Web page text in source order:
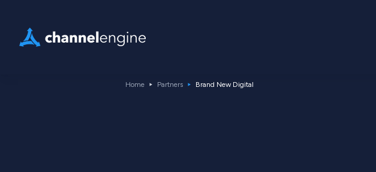
Home Partners Brand New Digital